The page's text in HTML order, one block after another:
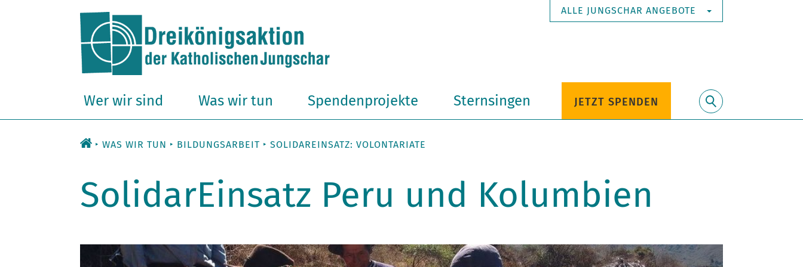
ALLE JUNGSCHAR ANGEBOTE
Wer wir sind Was wir tun Spendenprojekte Sternsingen JETZT SPENDEN
WAS WIR TUN BILDUNGSARBEIT SOLIDAREINSATZ: VOLONTARIATE
SolidarEinsatz Peru und Kolumbien